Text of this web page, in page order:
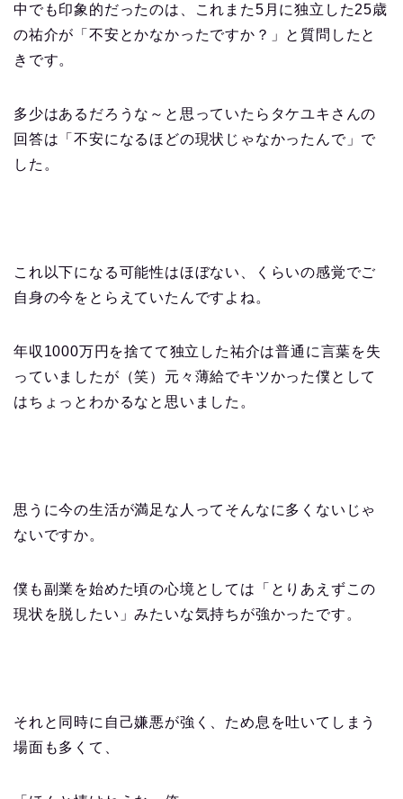
中でも印象的だったのは、これまた5月に独立した25歳
の祐介が「不安とかなかったですか？」と質問したと
きです。
多少はあるだろうな～と思っていたらタケユキさんの
回答は「不安になるほどの現状じゃなかったんで」で
した。
これ以下になる可能性はほぼない、くらいの感覚でご
自身の今をとらえていたんですよね。
年収1000万円を捨てて独立した祐介は普通に言葉を失
っていましたが（笑）元々薄給でキツかった僕として
はちょっとわかるなと思いました。
思うに今の生活が満足な人ってそんなに多くないじゃ
ないですか。
僕も副業を始めた頃の心境としては「とりあえずこの
現状を脱したい」みたいな気持ちが強かったです。
それと同時に自己嫌悪が強く、ため息を吐いてしまう
場面も多くて、